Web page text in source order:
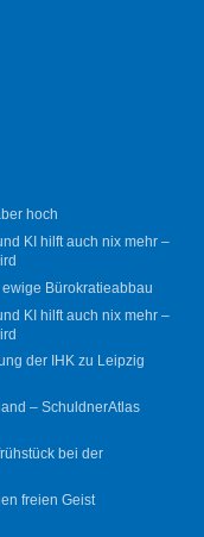
hoch
KI hilft auch nix mehr –
Bürokratieabbau
KI hilft auch nix mehr –
der IHK zu Leipzig
– SchuldnerAtlas
bei der
freien Geist